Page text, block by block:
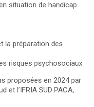
situation de handicap
la préparation des
risques psychosociaux
proposées en 2024 par
et l’IFRIA SUD PACA,